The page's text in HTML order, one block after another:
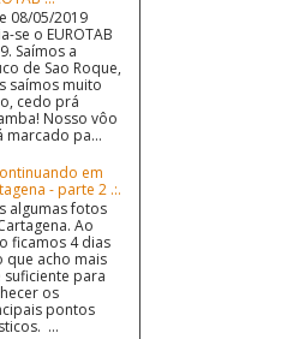
08/05/2019
se o EUROTAB
Saímos a
de Sao Roque,
saímos muito
cedo prá
Nosso vôo
marcado pa...
em
- parte 2 .:.
algumas fotos
Ao
ficamos 4 dias
que acho mais
suficiente para
os
pontos
...